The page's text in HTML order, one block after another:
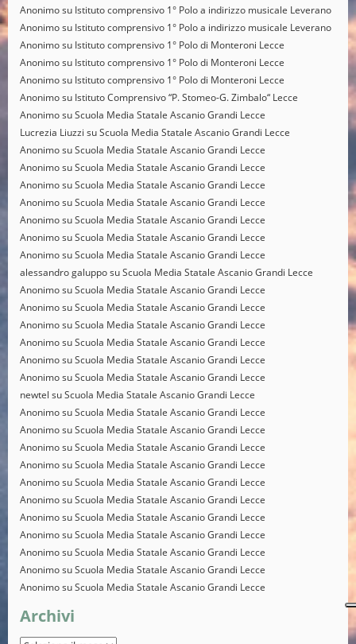
Anonimosu Istituto comprensivo 1° Polo a indirizzo musicale Leverano
Anonimosu Istituto comprensivo 1° Polo a indirizzo musicale Leverano
Anonimosu Istituto comprensivo 1° Polo di Monteroni Lecce
Anonimosu Istituto comprensivo 1° Polo di Monteroni Lecce
Anonimosu Istituto comprensivo 1° Polo di Monteroni Lecce
Anonimosu Istituto Comprensivo “P. Stomeo-G. Zimbalo“ Lecce
AnonimosuScuola Media Statale Ascanio Grandi Lecce
Lucrezia Liuzzi suScuola Media Statale Ascanio Grandi Lecce
AnonimosuScuola Media Statale Ascanio Grandi Lecce
AnonimosuScuola Media Statale Ascanio Grandi Lecce
AnonimosuScuola Media Statale Ascanio Grandi Lecce
AnonimosuScuola Media Statale Ascanio Grandi Lecce
AnonimosuScuola Media Statale Ascanio Grandi Lecce
AnonimosuScuola Media Statale Ascanio Grandi Lecce
AnonimosuScuola Media Statale Ascanio Grandi Lecce
alessandro galupposuScuola Media Statale Ascanio Grandi Lecce
AnonimosuScuola Media Statale Ascanio Grandi Lecce
AnonimosuScuola Media Statale Ascanio Grandi Lecce
AnonimosuScuola Media Statale Ascanio Grandi Lecce
AnonimosuScuola Media Statale Ascanio Grandi Lecce
AnonimosuScuola Media Statale Ascanio Grandi Lecce
AnonimosuScuola Media Statale Ascanio Grandi Lecce
newtel suScuola Media Statale Ascanio Grandi Lecce
AnonimosuScuola Media Statale Ascanio Grandi Lecce
AnonimosuScuola Media Statale Ascanio Grandi Lecce
AnonimosuScuola Media Statale Ascanio Grandi Lecce
AnonimosuScuola Media Statale Ascanio Grandi Lecce
AnonimosuScuola Media Statale Ascanio Grandi Lecce
AnonimosuScuola Media Statale Ascanio Grandi Lecce
AnonimosuScuola Media Statale Ascanio Grandi Lecce
AnonimosuScuola Media Statale Ascanio Grandi Lecce
AnonimosuScuola Media Statale Ascanio Grandi Lecce
AnonimosuScuola Media Statale Ascanio Grandi Lecce
AnonimosuScuola Media Statale Ascanio Grandi Lecce
Archivi